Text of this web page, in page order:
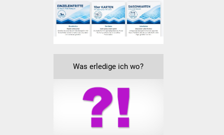
Tourismus
Industriekultur
Lebenslagen
Was erledige ich wo?